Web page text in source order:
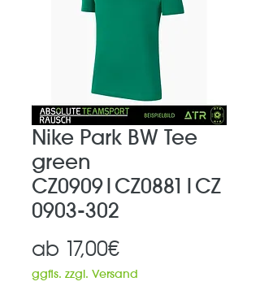
Nike Park BW Tee
green
CZ0909|CZ0881|CZ
0903-302
ab 17,00€Sale-
Preis
ggfls. zzgl. Versand